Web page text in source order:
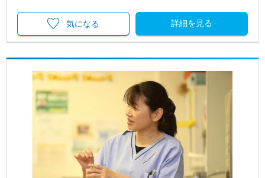
詳細を見る
気になる